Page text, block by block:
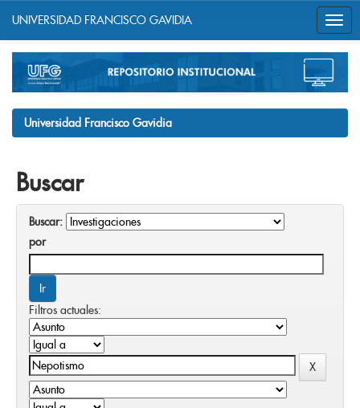
navigation
UNIVERSIDAD FRANCISCO GAVIDIA
Universidad Francisco Gavidia
Buscar
Buscar:
por
Filtros actuales: